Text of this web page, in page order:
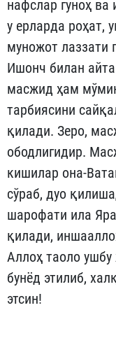
нафслар гуноҳ ва
у ерларда роҳат,
муножот лаззати
Ишонч билан
масжид ҳам
тарбиясини
қилади. Зеро,
ободлигидир.
кишилар она-
сўраб, дуо
шарофати ила
қилади,
Аллоҳ таоло
бунёд этилиб,
этсин!